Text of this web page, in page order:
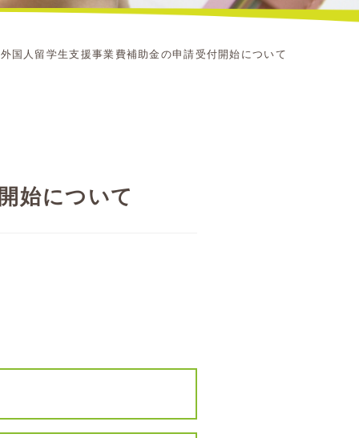
国人留学生支援事業費補助金の申請受付開始について
始について